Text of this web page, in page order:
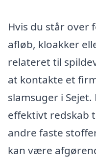
Hvis du står over
afløb, kloakker
relateret til
at kontakte et
slamsuger i
effektivt redskab
andre faste
kan være